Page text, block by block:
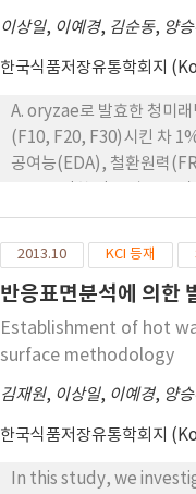
이상일, 이예경, 김순동, 양
한국식품저장유통학회지
A. oryzae로 발효한 청미
(F10, F20, F30)시킨 차
공여능(EDA), 철환원력
활성에 미치는 영향을 조
서는 엷은 적색을 띠었으
유의차를 보이지 않았으
F30 간의 뚜렷한 차이를
나 발효에 따라 거의 비례
함량은 NF에서 27.33 mg
서는 29.01%이었으나 F10
FRAP(μ M Fe2+)는 NF
28.38%가 감소하였다.
2013.10 KCI 등재
반응표면분석에 의한
Establishment of hot
surface methodology
김재원, 이상일, 이예경, 양
한국식품저장유통학회지
In this study, we